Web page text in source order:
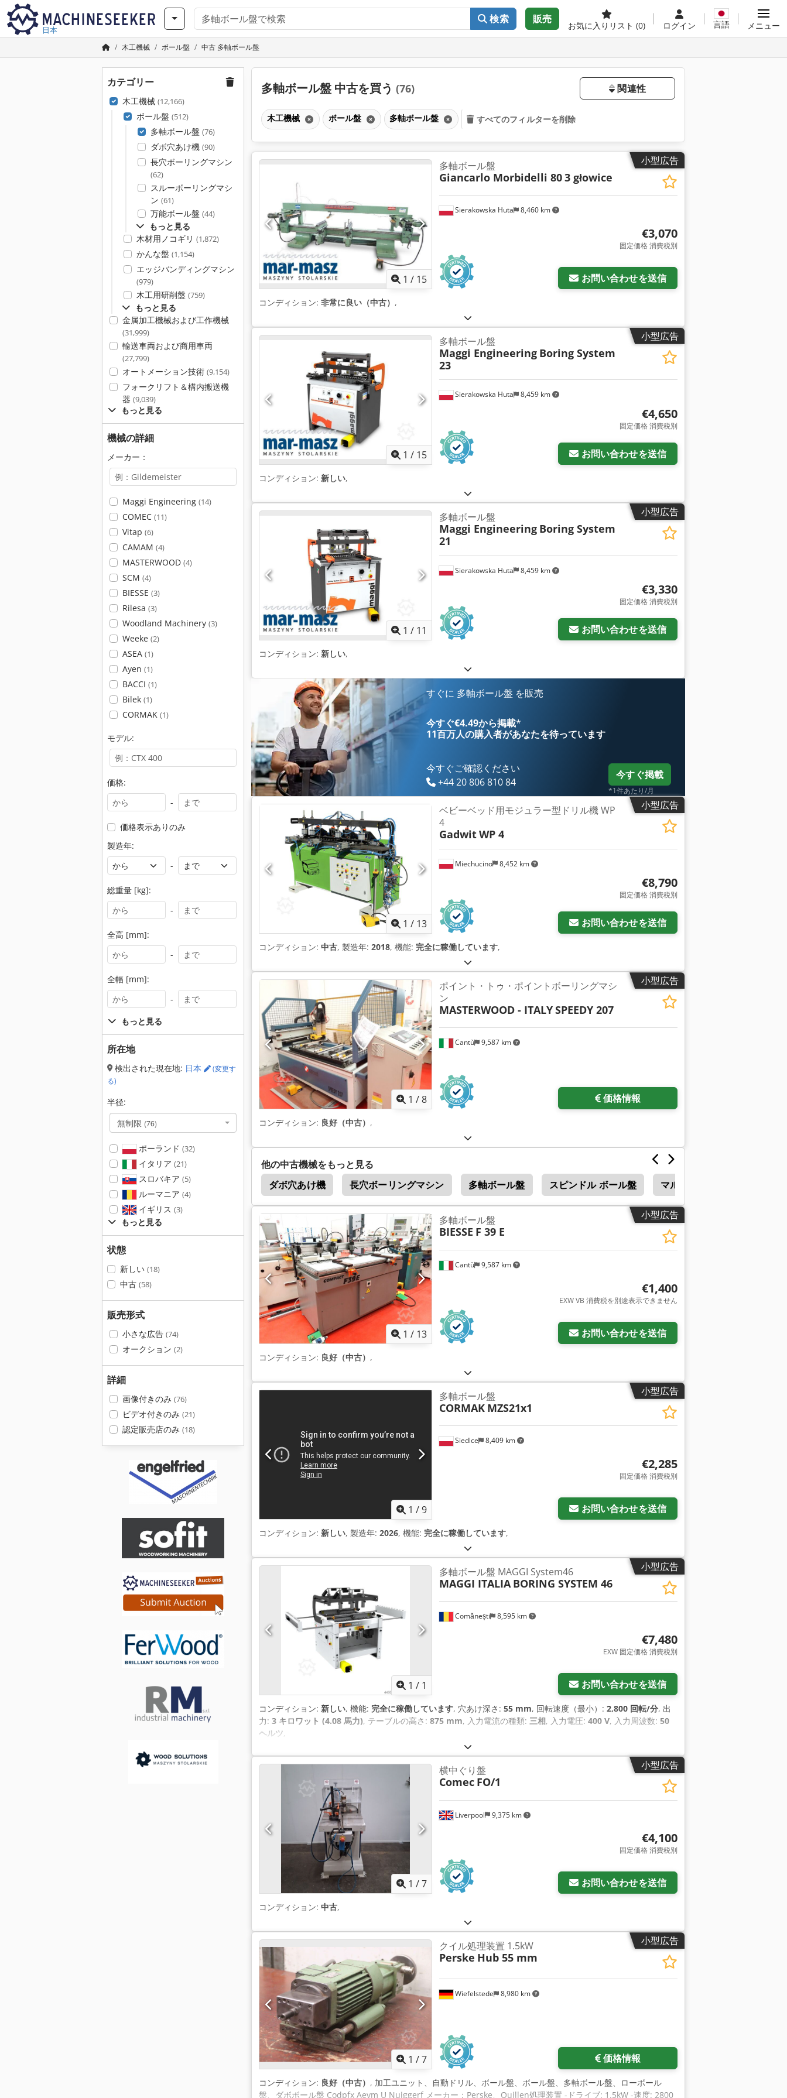
日本
検索 販売
お気に入りリスト (0) ログイン 言語 メニュー
木工機械 ボール盤 中古 多軸ボール盤
カテゴリー
木工機械 (12,166)
ボール盤 (512)
多軸ボール盤 (76)
ダボ穴あけ機 (90)
長穴ボーリングマシン
(62)
スルーボーリングマシ
ン (61)
万能ボール盤 (44)
もっと見る
木材用ノコギリ (1,872)
かんな盤 (1,154)
エッジバンディングマシン
(979)
木工用研削盤 (759)
もっと見る
金属加工機械および工作機械
(31,999)
輸送車両および商用車両
(27,799)
オートメーション技術 (9,154)
フォークリフト＆構内搬送機
器 (9,039)
もっと見る
機械の詳細
メーカー：
Maggi Engineering (14)
COMEC (11)
Vitap (6)
CAMAM (4)
MASTERWOOD (4)
SCM (4)
BIESSE (3)
Rilesa (3)
Woodland Machinery (3)
Weeke (2)
ASEA (1)
Ayen (1)
BACCI (1)
Bilek (1)
CORMAK (1)
モデル:
価格:
-
価格表示ありのみ
製造年:
-
総重量 [kg]:
-
全高 [mm]:
-
全幅 [mm]:
-
もっと見る
所在地
検出された現在地: 日本
(変更す
る)
半径:
無制限 (76)
ポーランド (32)
イタリア (21)
スロバキア (5)
ルーマニア (4)
イギリス (3)
もっと見る
状態
新しい (18)
中古 (58)
販売形式
小さな広告 (74)
オークション (2)
詳細
画像付きのみ (76)
ビデオ付きのみ (21)
認定販売店のみ (18)
多軸ボール盤 中古を買う (76) 関連性
木工機械 ボール盤 多軸ボール盤 すべてのフィルターを削除
小型広告
1 / 15
Sierakowska Huta 8,460 km
多軸ボール盤
Giancarlo Morbidelli 803 głowice
€3,070
固定価格 消費税別
お問い合わせを送信
コンディション: 非常に良い（中古） ,
小型広告
1 / 15
Sierakowska Huta 8,459 km
多軸ボール盤
Maggi Engineering Boring System
23
€4,650
固定価格 消費税別
お問い合わせを送信
コンディション: 新しい,
小型広告
1 / 11
Sierakowska Huta 8,459 km
多軸ボール盤
Maggi Engineering Boring System
21
€3,330
固定価格 消費税別
お問い合わせを送信
コンディション: 新しい,
すぐに 多軸ボール盤 を販売
今すぐ€4.49から掲載*
11百万人の購入者があなたを待っています
今すぐご確認ください
+44 20 806 810 84
今すぐ掲載
*1件あたり/月
小型広告
1 / 13
Miechucino 8,452 km
ベビーベッド用モジュラー型ドリル機 WP
4
GadwitWP 4
€8,790
固定価格 消費税別
お問い合わせを送信
コンディション: 中古, 製造年: 2018, 機能: 完全に稼働しています,
小型広告
1 /8
Cantù 9,587 km
ポイント・トゥ・ポイントボーリングマシ
ン
MASTERWOOD - ITALYSPEEDY 207
価格情報
コンディション: 良好（中古） ,
他の中古機械をもっと見る
ダボ穴あけ機
長穴ボーリングマシン 多軸ボール盤 スピンドル ボール盤 マルチ スピンドル
多頭 ボール盤 深 穴 ボール盤
小型広告
1 / 13
Cantù 9,587 km
多軸ボール盤
BIESSE F 39 E
€1,400
EXW VB 消費税を別途表示できません
お問い合わせを送信
コンディション: 良好（中古） ,
小型広告
1 /9
Siedlce 8,409 km
多軸ボール盤
CORMAK MZS21x1
€2,285
固定価格 消費税別
お問い合わせを送信
コンディション: 新しい, 製造年: 2026, 機能: 完全に稼働しています,
小型広告
1 / 1
Comănești 8,595 km
多軸ボール盤 MAGGI System46
MAGGI ITALIA BORING SYSTEM 46
€7,480
EXW 固定価格 消費税別
お問い合わせを送信
コンディション: 新しい, 機能: 完全に稼働しています, 穴あけ深さ: 55 mm, 回転速度（最小）: 2,800 回転/分, 出
力: 3 キロワット (4.08 馬力), テーブルの高さ: 875 mm, 入力電流の種類: 三相, 入力電圧: 400 V, 入力周波数: 50
ヘルツ,
小型広告
1 /7
Liverpool 9,375 km
横中ぐり盤
Comec FO/1
€4,100
固定価格 消費税別
お問い合わせを送信
コンディション: 中古,
小型広告
1 /7
Wiefelstede 8,980 km
クイル処理装置 1.5kW
Perske Hub 55 mm
価格情報
コンディション: 良好（中古） , 加工ユニット、自動ドリル、ボール盤、ボール盤、多軸ボール盤、ローボール
盤、ダボボール盤 Codpfx Aevm U Nujggerf メーカー：Perske、Quillen処理装置 -ドライブ: 1.5kW -速度: 2800